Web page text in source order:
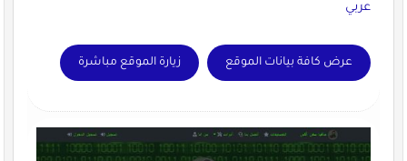
عربي
عرض كافة بيانات الموقع زيارة الموقع مباشرة